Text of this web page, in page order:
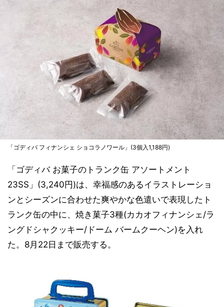
「ゴディバ フィナンシェ ショコラノワール」(3個入1,188円)
「ゴディバ お菓子のトランク缶 アソートメント
23SS」(3,240円)は、幸福感のあるイラストレーショ
ンとシーズンに合わせた爽やかな色遣いで表現したト
ランク缶の中に、焼き菓子3種(カカオフィナンシェ/ラ
ングドシャクッキー/ドーム バームクーヘン)を入れ
た。8月22日まで販売する。